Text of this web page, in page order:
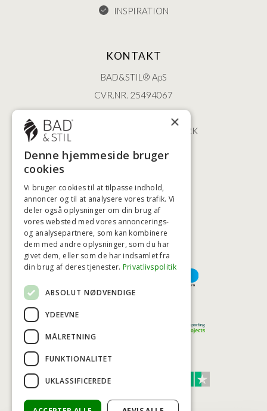
INSPIRATION
KONTAKT
BAD&STIL® ApS
CVR.NR. 25494067
ØSTERBROGADE 202
2100 KØBENHAVN • DANMARK
+45 3920 5084
HØJESTE KREDITVÆRDIGHED
BETALINGSMULIGHEDER
TRUST SCORE 4,7
×
Denne hjemmeside bruger
cookies
Vi bruger cookies til at tilpasse indhold,
annoncer og til at analysere vores trafik. Vi
deler også oplysninger om din brug af
vores websted med vores annoncerings-
og analysepartnere, som kan kombinere
dem med andre oplysninger, som du har
givet dem, eller som de har indsamlet fra
din brug af deres tjenester. Privatlivspolitik
ABSOLUT NØDVENDIGE
YDEEVNE
MÅLRETNING
FUNKTIONALITET
UKLASSIFICEREDE